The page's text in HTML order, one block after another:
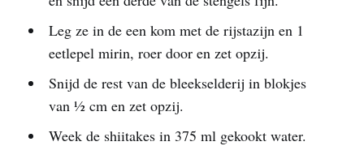
Leg ze in de een kom met de rijstazijn en 1
eetlepel mirin, roer door en zet opzij.
Snijd de rest van de bleekselderij in blokjes
van ½ cm en zet opzij.
Week de shiitakes in 375 ml gekookt water.